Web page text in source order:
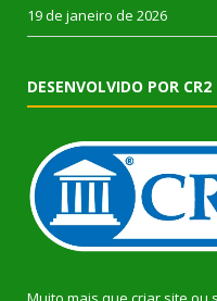
19 de janeiro de 2026
DESENVOLVIDO POR CR2